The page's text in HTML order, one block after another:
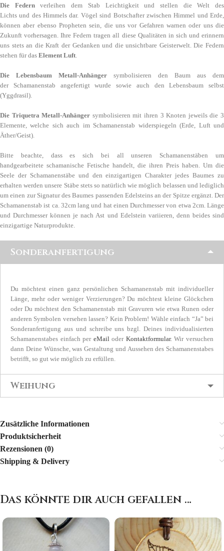
Die Federnverleihen dem Stab Leichtigkeit und stellen die Welt des
Lichts und des Himmels dar. Vögel sind Botschafter zwischen Himmel und Erde,
können aber ebenso Propheten sein, die uns vor Gefahren warnen oder uns die
Zukunft vorhersagen. Ihre Federn tragen all diese Qualitäten in sich und erinnern
uns stets an die Kraft der Gedanken und die unsichtbare Geisterwelt. Die Federn
stehen für das Element Luft
Die Lebensbaum Metall-Anhänger symbolisieren den Baum aus dem
der Schamanenstab angefertigt wurde sowie auch den Lebensbaum selbst
(Yggdrasil).
Die Triquetra Metall-Anhänger symbolisieren mit ihren 3 Knoten jeweils die 3
Elemente, welche sich auch im Schamanenstab widerspiegeln (Erde, Luft und
Äther/Geist).
Bitte beachte, dass es sich bei all unseren Schamanenstäben um
handgearbeitete schamanische Fetische handelt, die ihren Preis haben. Um die
Seele der Schamanenstäbe und den einzigartigen Charakter jedes Baumes zu
erhalten werden unsere Stäbe stets so natürlich wie möglich belassen und lediglich
um einen zur Signatur des Baumes passenden Edelsteins an der Spitze ergänzt. Der
Schamanenstab ist ca. 32cm lang und hat einen Durchmesser von etwa 2cm. Länge
und Durchmesser können je nach Ast und Edelstein variieren, denn beides sind
einzigartige Naturprodukte.
Sonderanfertigung
Du möchtest einen ganz persönlichen Schamanenstab mit individueller
Länge, mehr oder weniger Verzierungen? Du möchtest kleine Glöckchen
oder Du möchtest den Schamanenstab mit Gravuren wie etwa Runen oder
anderen Symbolen versehen lassen? Kein Problem! Wähle einfach “Ja” bei
Sonderanfertigung aus und schreibe uns bzgl. Deines individualisierten
Schamanenstabes einfach per eMail oder Kontaktformular. Wir versuchen
dann Deine Wünsche, was Gestaltung und Aussehen des Schamanenstabes
betrifft, so gut wie möglich zu erfüllen.
Weihung
Zusätzliche Informationen
Produktsicherheit
Rezensionen (0)
Shipping & Delivery
Das könnte dir auch gefallen …